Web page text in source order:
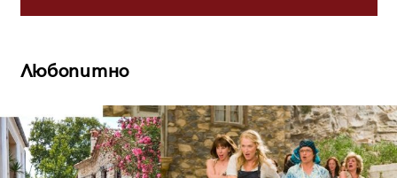
Любопитно